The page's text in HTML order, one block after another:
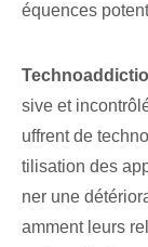
équences
sive et
uffrent de
tilisation des
ner une
amment leurs